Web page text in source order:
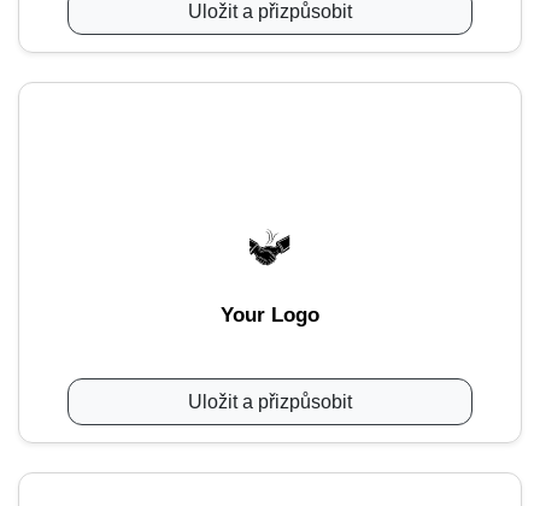
Uložit a přizpůsobit
Your Logo
Uložit a přizpůsobit